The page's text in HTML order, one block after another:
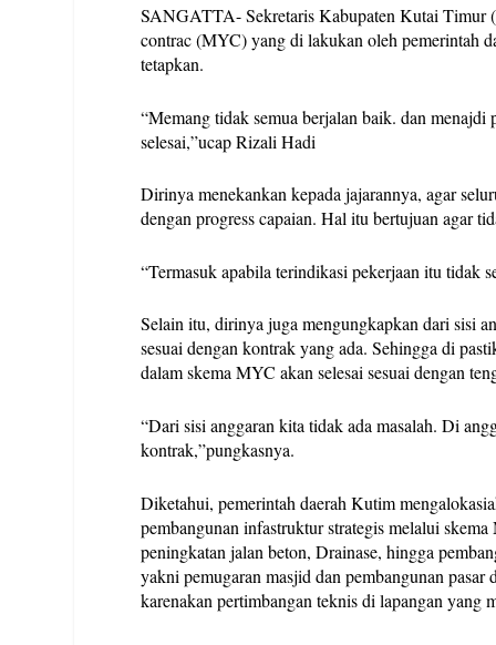
SANGATTA- Sekretaris Kabupaten Kutai Timur
contrac (MYC) yang di lakukan oleh pemerintah
tetapkan.
“Memang tidak semua berjalan baik. dan
selesai,”ucap Rizali Hadi
Dirinya menekankan kepada jajarannya, agar
dengan progress capaian. Hal itu bertujuan agar
“Termasuk apabila terindikasi pekerjaan itu tidak
Selain itu, dirinya juga mengungkapkan dari sisi
sesuai dengan kontrak yang ada. Sehingga di
dalam skema MYC akan selesai sesuai dengan
“Dari sisi anggaran kita tidak ada masalah. Di
kontrak,”pungkasnya.
Diketahui, pemerintah daerah Kutim
pembangunan infastruktur strategis melalui
peningkatan jalan beton, Drainase, hingga
yakni pemugaran masjid dan pembangunan
karenakan pertimbangan teknis di lapangan yang